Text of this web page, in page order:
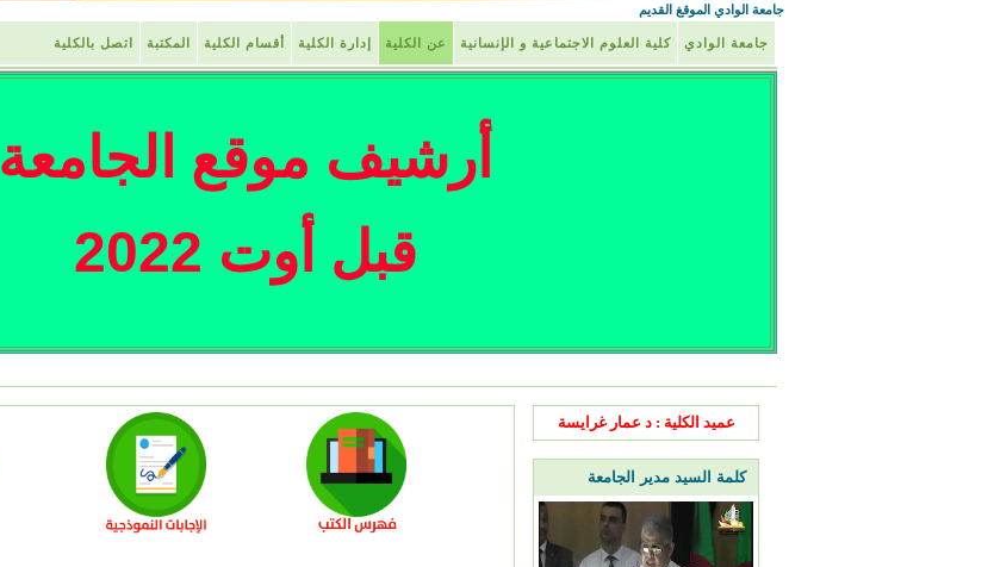
جامعة الوادي الموقغ القديم
جامعة الوادي كلية العلوم الاجتماعية و الإنسانية عن الكلية إدارة الكلية أقسام الكلية المكتبة اتصل بالكلية
أرشيف موقع الجامعة
قبل أوت 2022
عميد الكلية : د عمار غرايسة
كلمة السيد مدير الجامعة